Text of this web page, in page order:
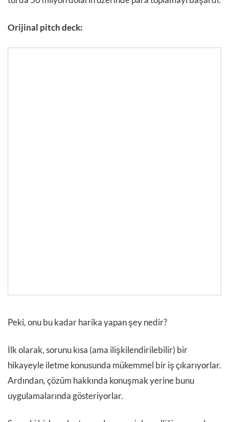
Orijinal pitch deck:
Peki, onu bu kadar harika yapan şey nedir?
İlk olarak, sorunu kısa (ama ilişkilendirilebilir) bir
hikayeyle iletme konusunda mükemmel bir iş çıkarıyorlar.
Ardından, çözüm hakkında konuşmak yerine bunu
uygulamalarında gösteriyorlar.